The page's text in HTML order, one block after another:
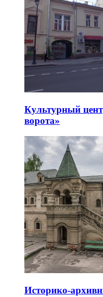
Культурный
ворота»
Историко-